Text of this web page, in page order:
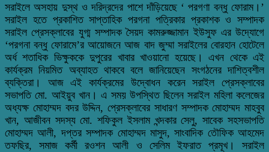
সরাইলে অসহায় দুস্থ ও দরিদ্রদের পাশে দাঁড়িয়েছে ‘ পরগণা বন্ধু ফোরাম।’
সরাইল হতে প্রকাশিত সাপ্তাহিক পরগনা পত্রিকার প্রকাশক ও সম্পাদক
সরাইল প্রেসক্লাবের যুগ্ম সম্পাদক সৈয়দ কামরুজ্জামান ইউসুফ এর উদ্যোগে
‘পরগনা বন্ধু ফোরামে’র আয়োজনে আজ বাদ জুম্মা সরাইলের বোরহান হোটেলে
অর্ধ শতাধিক ভিক্ষুককে দুপুরের খাবার খাওয়ানো হয়েছে। এখন থেকে এই
কার্যক্রম নিয়মিত অব্যাহত থাকবে বলে জানিয়েছেন সংগঠনের দাশিত্বশীল
ব্যক্তিরা। আজ এই কার্যক্রমের উদ্বোধন করেন সরাইল প্রেসক্লাবের
সভাপতি মো. আইয়ুব খান। এ সময় উপস্থিত ছিলেন সরাইল মহিলা কলেজের
অধ্যক্ষ মোহাম্মদ বদর উদ্দিন, প্রেসক্লাবের সাধারণ সম্পাদক মোহাম্মদ মাহবুব
খান, আজীবন সদস্য মো. শফিকুল ইসলাম খন্দকার সেলু, সাবেক সহসভাপতি
মোহাম্মদ আলী, দপ্তর সম্পাদক মোহাম্মদ মাসুদ, সাংবাদিক তৌফিক আহমেদ
তফছির, সমাজ কর্মী রওশন আলী ও সেলিম ইফরাত প্রমূখ। সরাইল